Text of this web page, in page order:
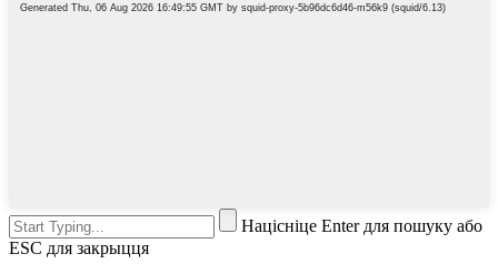
Націсніце Enter для пошуку або
ESC для закрыцця